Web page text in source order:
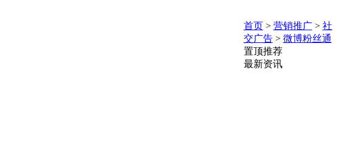
首页> 营销推广> 社
交广告> 微博粉丝通
置顶推荐
最新资讯